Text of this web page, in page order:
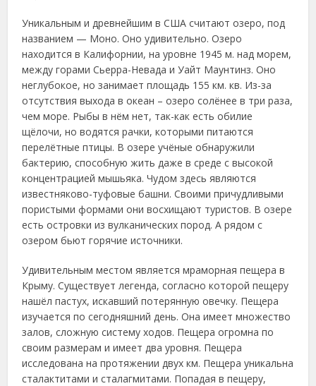
Уникальным и древнейшим в США считают озеро, под
названием — Моно. Оно удивительно. Озеро
находится в Калифорнии, на уровне 1945 м. над морем,
между горами Сьерра-Невада и Уайт Маунтинз. Оно
неглубокое, но занимает площадь 155 км. кв. Из-за
отсутствия выхода в океан – озеро солёнее в три раза,
чем море. Рыбы в нём нет, так-как есть обилие
щёлочи, но водятся рачки, которыми питаются
перелётные птицы. В озере учёные обнаружили
бактерию, способную жить даже в среде с высокой
концентрацией мышьяка. Чудом здесь являются
известняково-туфовые башни. Своими причудливыми
пористыми формами они восхищают туристов. В озере
есть островки из вулканических пород. А рядом с
озером бьют горячие источники.
Удивительным местом является мраморная пещера в
Крыму. Существует легенда, согласно которой пещеру
нашёл пастух, искавший потерянную овечку. Пещера
изучается по сегодняшний день. Она имеет множество
залов, сложную систему ходов. Пещера огромна по
своим размерам и имеет два уровня. Пещера
исследована на протяжении двух км. Пещера уникальна
сталактитами и сталагмитами. Попадая в пещеру,